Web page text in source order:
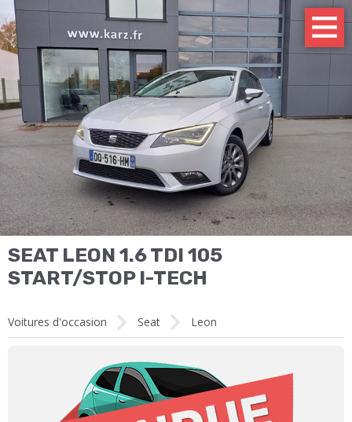
SEAT LEON 1.6 TDI 105
START/STOP I-TECH
Voitures d'occasion Seat Leon